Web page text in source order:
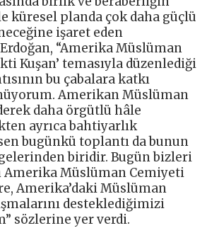
küresel planda çok daha güçlü
işaret eden
“Amerika Müslüman
Kuşan’ temasıyla düzenlediği
bu çabalara katkı
Amerikan Müslüman
daha örgütlü hâle
ayrıca bahtiyarlık
bugünkü toplantı da bunun
biridir. Bugün bizleri
Amerika Müslüman Cemiyeti
Amerika’daki Müslüman
desteklediğimizi
sözlerine yer verdi.